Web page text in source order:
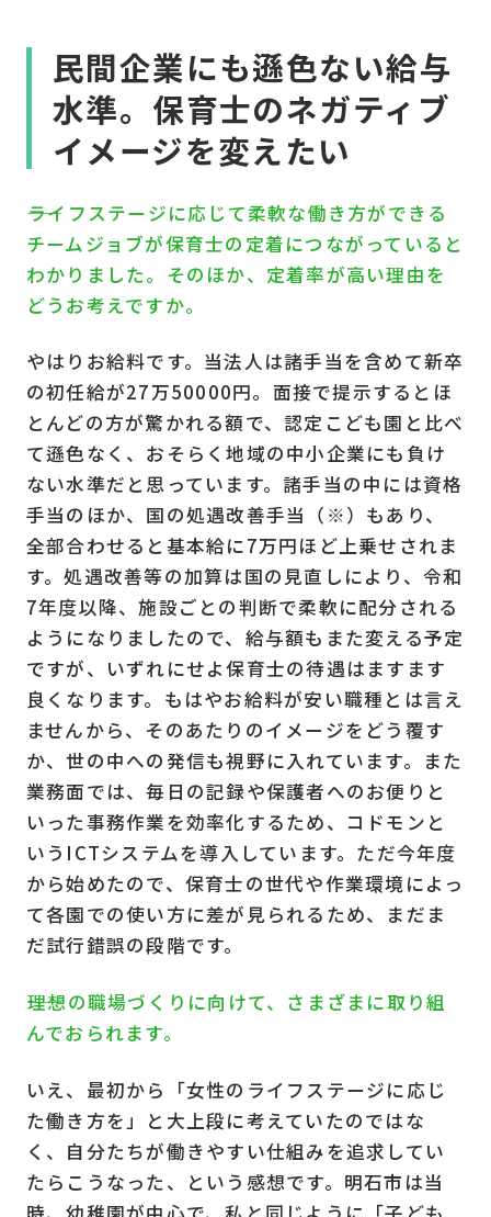
民間企業にも遜色ない給与
水準。保育士のネガティブ
イメージを変えたい
――ライフステージに応じて柔軟な働き方ができる
チームジョブが保育士の定着につながっていると
わかりました。そのほか、定着率が高い理由を
どうお考えですか。
やはりお給料です。当法人は諸手当を含めて新卒
の初任給が27万50000円。面接で提示するとほ
とんどの方が驚かれる額で、認定こども園と比べ
て遜色なく、おそらく地域の中小企業にも負け
ない水準だと思っています。諸手当の中には資格
手当のほか、国の処遇改善手当（※）もあり、
全部合わせると基本給に7万円ほど上乗せされま
す。処遇改善等の加算は国の見直しにより、令和
7年度以降、施設ごとの判断で柔軟に配分される
ようになりましたので、給与額もまた変える予定
ですが、いずれにせよ保育士の待遇はますます
良くなります。もはやお給料が安い職種とは言え
ませんから、そのあたりのイメージをどう覆す
か、世の中への発信も視野に入れています。また
業務面では、毎日の記録や保護者へのお便りと
いった事務作業を効率化するため、コドモンと
いうICTシステムを導入しています。ただ今年度
から始めたので、保育士の世代や作業環境によっ
て各園での使い方に差が見られるため、まだま
だ試行錯誤の段階です。
――理想の職場づくりに向けて、さまざまに取り組
んでおられます。
いえ、最初から「女性のライフステージに応じ
た働き方を」と大上段に考えていたのではな
く、自分たちが働きやすい仕組みを追求してい
たらこうなった、という感想です。明石市は当